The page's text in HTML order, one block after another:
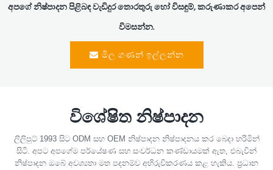
අපගේ නිෂ්පාදන පිළිබඳ වැඩිදුර තොරතුරු හෝ විසඳුම්, කරුණාකර අපෙන්
විමසන්න.
මිල ගණන් ඉල්ලන්න
විශේෂිත නිෂ්පාදන
ලිලිපුට් 1993 සිට ODM සහ OEM නිෂ්පාදන නිෂ්පාදනය කර බෙදා හරිමින්
සිටී. අපට අපගේම පර්යේෂණ සහ සංවර්ධන කණ්ඩායමක් ඇත, එබැවින්
නිෂ්පාදන ඔබේ අවශ්‍යතා මත පදනම්ව අභිරුචිකරණය කළ හැකිය. ප්‍රධාන